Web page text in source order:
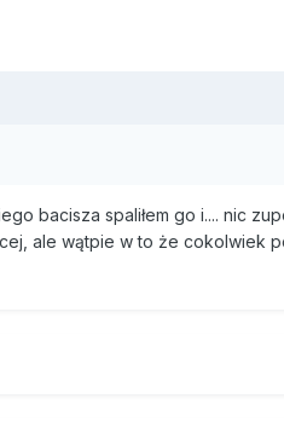
bacisza spaliłem go i.... nic
ale wątpie w to że cokolwiek